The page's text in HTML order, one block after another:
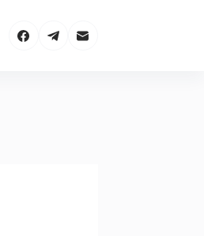
Технологии